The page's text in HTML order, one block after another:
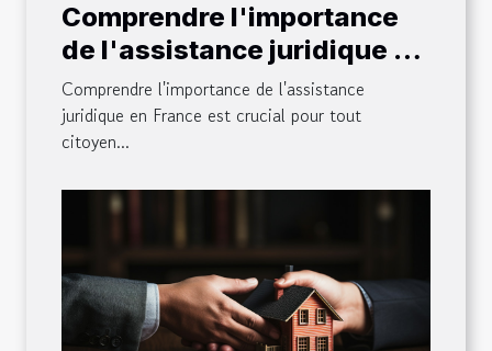
Comprendre l'importance
de l'assistance juridique en
France
Comprendre l'importance de l'assistance
juridique en France est crucial pour tout
citoyen...